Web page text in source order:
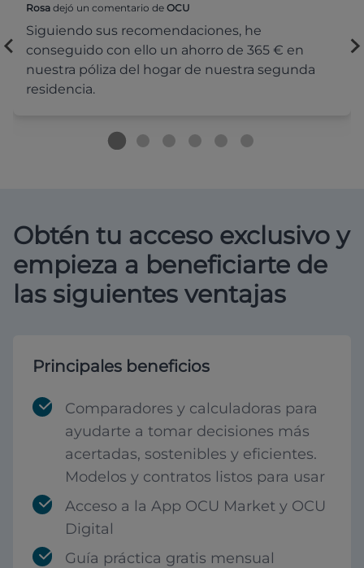
Rosa dejó un comentario de OCU
Siguiendo sus recomendaciones, he
conseguido con ello un ahorro de 365 € en
nuestra póliza del hogar de nuestra segunda
residencia.
Obtén tu acceso exclusivo y
empieza a beneficiarte de
las siguientes ventajas
Principales beneficios
Comparadores y calculadoras para
ayudarte a tomar decisiones más
acertadas, sostenibles y eficientes.
Modelos y contratos listos para usar
Acceso a la App OCU Market y OCU
Digital
Guía práctica gratis mensual